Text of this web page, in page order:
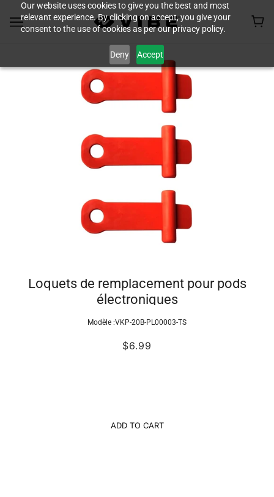
Our website uses cookies to give you the best and most
relevant experience. By clicking on accept, you give your
consent to the use of cookies as per our privacy policy.
Deny Accept
Loquets de remplacement pour pods
électroniques
Modèle :VKP-20B-PL00003-TS
$6.99
ADD TO CART